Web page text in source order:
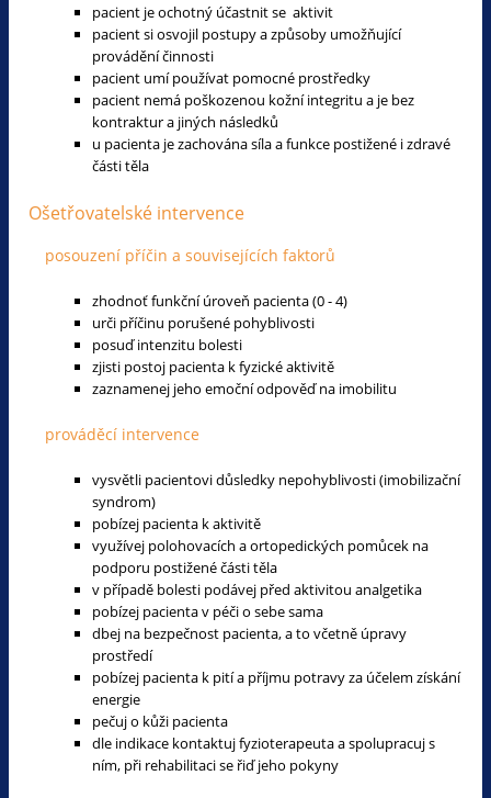
pacient je ochotný účastnit se aktivit
pacient si osvojil postupy a způsoby umožňující
provádění činnosti
pacient umí používat pomocné prostředky
pacient nemá poškozenou kožní integritu a je bez
kontraktur a jiných následků
u pacienta je zachována síla a funkce postižené i zdravé
části těla
Ošetřovatelské intervence
posouzení příčin a souvisejících faktorů
zhodnoť funkční úroveň pacienta (0 - 4)
urči příčinu porušené pohyblivosti
posuď intenzitu bolesti
zjisti postoj pacienta k fyzické aktivitě
zaznamenej jeho emoční odpověď na imobilitu
prováděcí intervence
vysvětli pacientovi důsledky nepohyblivosti (imobilizační
syndrom)
pobízej pacienta k aktivitě
využívej polohovacích a ortopedických pomůcek na
podporu postižené části těla
v případě bolesti podávej před aktivitou analgetika
pobízej pacienta v péči o sebe sama
dbej na bezpečnost pacienta, a to včetně úpravy
prostředí
pobízej pacienta k pití a příjmu potravy za účelem získání
energie
pečuj o kůži pacienta
dle indikace kontaktuj fyzioterapeuta a spolupracuj s
ním, při rehabilitaci se řiď jeho pokyny